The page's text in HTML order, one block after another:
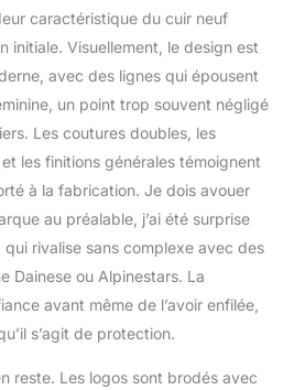
Conçu en tenant compte
de la forme de la femme,
il est parfaitement ajusté
et comporte des
ajustement maximal.
SÉCURITÉ - La
combinaison une pièce
est équipée de
protections certifiées
pour les épaules, les
coudes, les genoux et
les hanches, ainsi que
spécifique. VENTILATION
caractéristique du cuir neuf
initiale. Visuellement, le design est
avec des lignes qui épousent
un point trop souvent négligé
Les coutures doubles, les
les finitions générales témoignent
à la fabrication. Je dois avouer
au préalable, j’ai été surprise
rivalise sans complexe avec des
Dainese ou Alpinestars. La
avant même de l’avoir enfilée,
s’agit de protection.
reste. Les logos sont brodés avec